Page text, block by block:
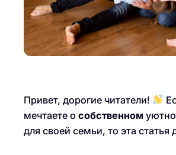
Привет, дорогие читатели!
мечтаете о собственном
для своей семьи, то эта статья